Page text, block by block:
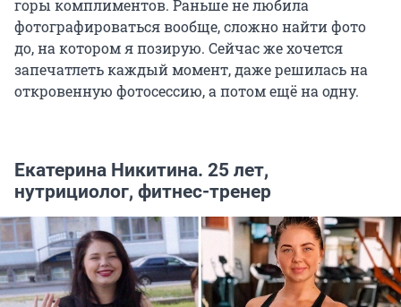
горы комплиментов. Раньше не любила
фотографироваться вообще, сложно найти фото
до, на котором я позирую. Сейчас же хочется
запечатлеть каждый момент, даже решилась на
откровенную фотосессию, а потом ещё на одну.
Екатерина Никитина. 25 лет,
нутрициолог, фитнес-тренер